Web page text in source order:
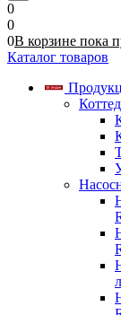
0
0
0В корзине пока
Каталог товаров